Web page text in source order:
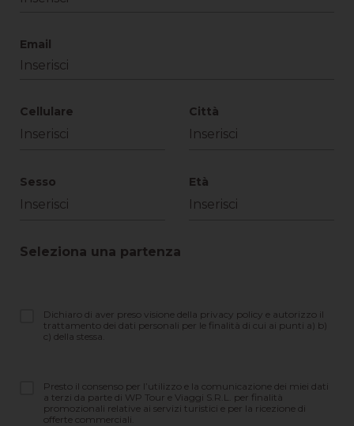
Email
Cellulare Città
Sesso Età
Seleziona una partenza
Dichiaro di aver preso visione della privacy policy e autorizzo il
trattamento dei dati personali per le finalità di cui ai punti a) b)
c) della stessa.
Presto il consenso per l’utilizzo e la comunicazione dei miei dati
a terzi da parte di WP Tour e Viaggi S.R.L. per finalità
promozionali relative ai servizi turistici e per la ricezione di
offerte commerciali.